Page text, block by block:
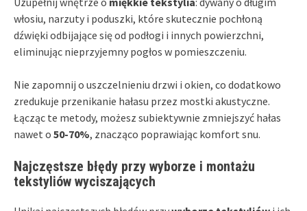
włosiu, narzuty i poduszki, które skutecznie pochłoną
dźwięki odbijające się od podłogi i innych powierzchni,
eliminując nieprzyjemny pogłos w pomieszczeniu.
Nie zapomnij o uszczelnieniu drzwi i okien, co dodatkowo
zredukuje przenikanie hałasu przez mostki akustyczne.
Łącząc te metody, możesz subiektywnie zmniejszyć hałas
nawet o 50-70%, znacząco poprawiając komfort snu.
Najczęstsze błędy przy wyborze i montażu
tekstyliów wyciszających